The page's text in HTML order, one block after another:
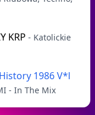
KRP - Katolickie
1986 V*l
- In The Mix